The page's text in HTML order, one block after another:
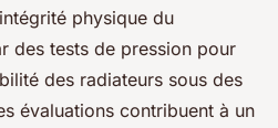
physique du
des tests de pression pour
des radiateurs sous des
évaluations contribuent à un